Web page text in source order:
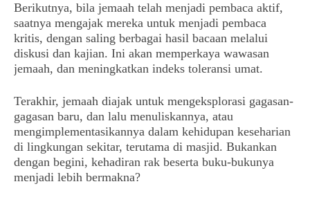
Berikutnya, bila jemaah telah menjadi pembaca aktif,
saatnya mengajak mereka untuk menjadi pembaca
kritis, dengan saling berbagai hasil bacaan melalui
diskusi dan kajian. Ini akan memperkaya wawasan
jemaah, dan meningkatkan indeks toleransi umat.
Terakhir, jemaah diajak untuk mengeksplorasi gagasan-
gagasan baru, dan lalu menuliskannya, atau
mengimplementasikannya dalam kehidupan keseharian
di lingkungan sekitar, terutama di masjid. Bukankan
dengan begini, kehadiran rak beserta buku-bukunya
menjadi lebih bermakna?